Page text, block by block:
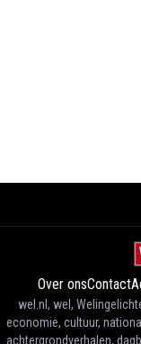
Over onsContact
wel.nl, wel,
economie, cultuur,
achtergrondverhalen,